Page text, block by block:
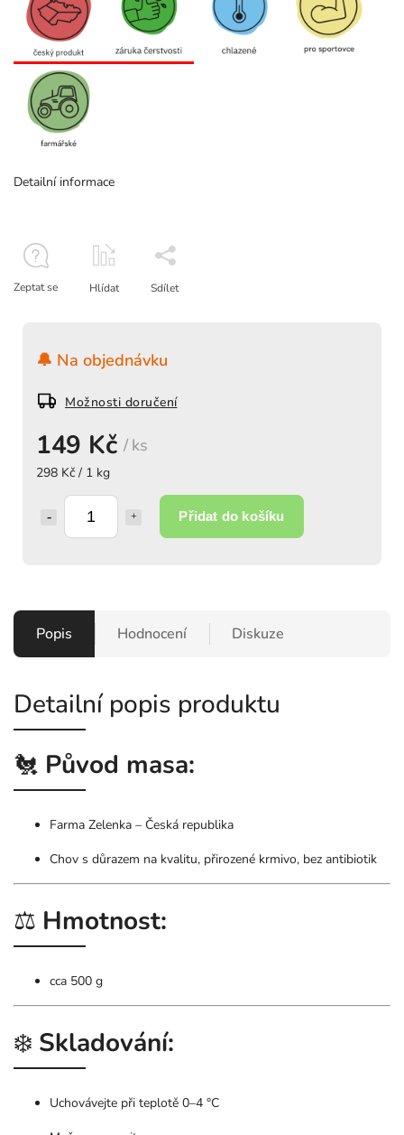
149 Kč / ks
298 Kč / 1 kg
Přidat do košíku
🔔 Na objednávku
Možnosti doručení
Detailní informace
Zeptat se Hlídat Sdílet
Popis Hodnocení Diskuze
Detailní popis produktu
🐔 Původ masa:
Farma Zelenka – Česká republika
Chov s důrazem na kvalitu, přirozené krmivo, bez antibiotik
⚖️ Hmotnost:
cca 500 g
❄️ Skladování:
Uchovávejte při teplotě 0–4 °C